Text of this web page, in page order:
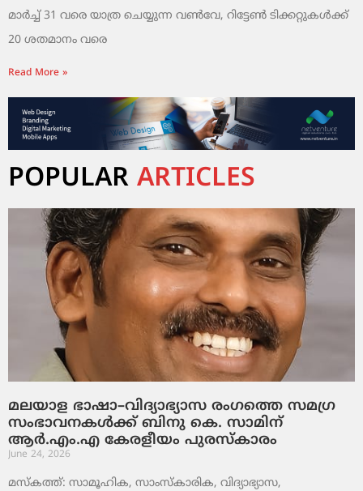
മാർച്ച് 31 വരെ യാത്ര ചെയ്യുന്ന വൺവേ, റിട്ടേൺ ടിക്കറ്റുകൾക്ക്
20 ശതമാനം വരെ
Read More »
POPULAR ARTICLES
മലയാള ഭാഷാ–വിദ്യാഭ്യാസ രംഗത്തെ സമഗ്ര
സംഭാവനകൾക്ക് ബിനു കെ. സാമിന്
ആർ.എം.എ കേരളീയം പുരസ്‌കാരം
June 24, 2026
മസ്കത്ത്: സാമൂഹിക, സാംസ്‌കാരിക, വിദ്യാഭ്യാസ,